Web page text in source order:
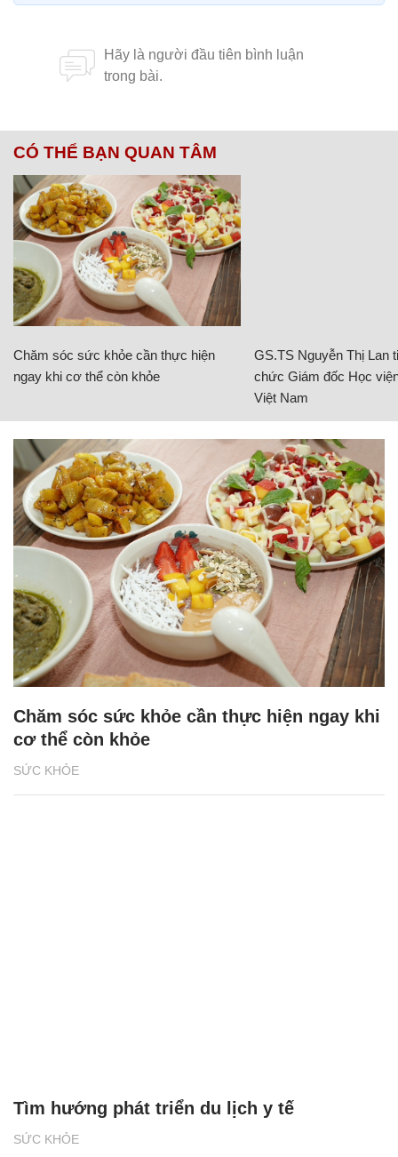
CÓ THỂ BẠN QUAN TÂM
Chăm sóc sức khỏe cần thực hiện
ngay khi cơ thể còn khỏe
GS.TS Nguyễn Thị Lan
chức Giám đốc Học
Việt Nam
SỨC KHỎE
Chăm sóc sức khỏe cần thực hiện ngay khi
cơ thể còn khỏe
SỨC KHỎE
Tìm hướng phát triển du lịch y tế